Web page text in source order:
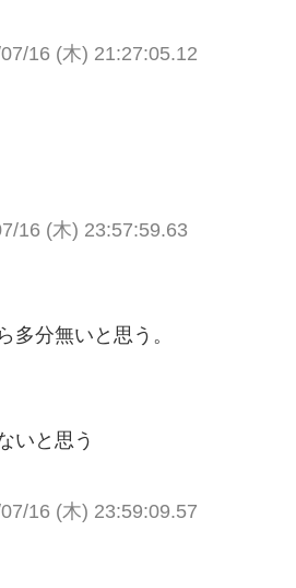
16 (木) 21:27:05.12
16 (木) 23:57:59.63
分無いと思う。
いと思う
16 (木) 23:59:09.57